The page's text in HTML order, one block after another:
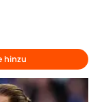
hinzu